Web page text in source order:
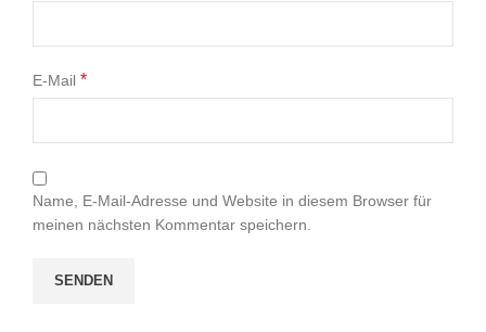
E-Mail *
Name, E-Mail-Adresse und Website in diesem Browser für
meinen nächsten Kommentar speichern.